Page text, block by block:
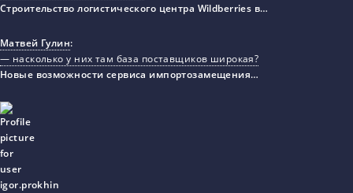
Строительство логистического центра Wildberries в…
Матвей Гулин:
— насколько у них там база поставщиков широкая?
Новые возможности сервиса импортозамещения…